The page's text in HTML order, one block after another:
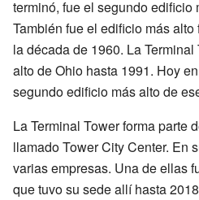
terminó, fue el segundo edificio
También fue el edificio más alto
la década de 1960. La
alto de Ohio hasta 1991. Hoy
segundo edificio más alto de
La Terminal Tower forma parte
llamado Tower City Center. En
varias empresas. Una de ellas
que tuvo su sede allí hasta